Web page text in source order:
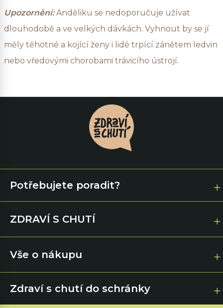
Upozornění:Anděliku se nedoporučuje užívat
dlouhodobě a ve velkých dávkách. Vyhnout by se jí
měly těhotné a kojící ženy i lidé trpící zánětem ledvin
nebo vředovými chorobami trávicího ústrojí.
Potřebujete poradit?
ZDRAVÍ S CHUTÍ
Vše o nákupu
Zdraví s chutí do schránky